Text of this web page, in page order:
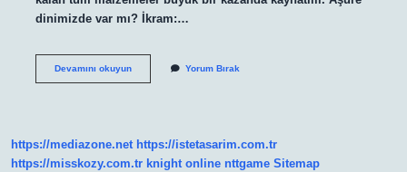
dinimizde var mı? İkram:…
Devamını okuyunAşure
Yorum Bırak
https://mediazone.net https://istetasarim.com.tr
https://misskozy.com.tr knight online nttgame Sitemap